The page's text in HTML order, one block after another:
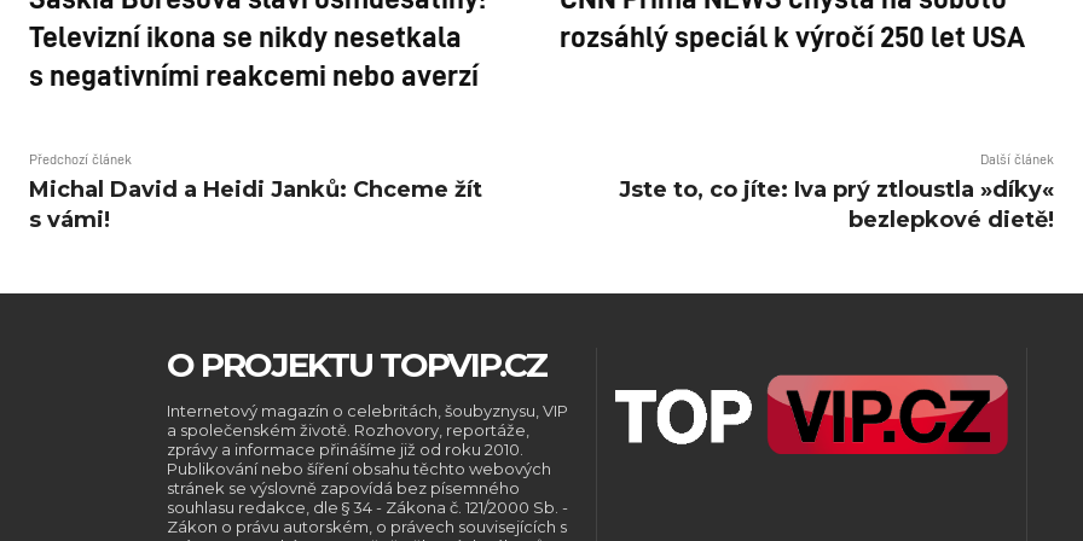
Televizní ikona se nikdy nesetkala
s negativními reakcemi nebo averzí
rozsáhlý speciál k výročí 250 let USA
Předchozí článek
Michal David a Heidi Janků: Chceme žít
s vámi!
Další článek
Jste to, co jíte: Iva prý ztloustla »díky«
bezlepkové dietě!
O PROJEKTU TOPVIP.CZ
Internetový magazín o celebritách, šoubyznysu, VIP
a společenském životě. Rozhovory, reportáže,
zprávy a informace přinášíme již od roku 2010.
Publikování nebo šíření obsahu těchto webových
stránek se výslovně zapovídá bez písemného
souhlasu redakce, dle § 34 - Zákona č. 121/2000 Sb. -
Zákon o právu autorském, o právech souvisejících s